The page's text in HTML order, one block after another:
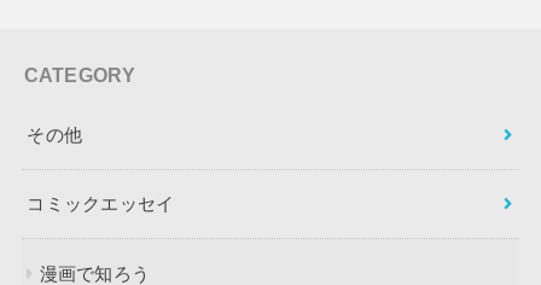
CATEGORY
その他
コミックエッセイ
漫画で知ろう